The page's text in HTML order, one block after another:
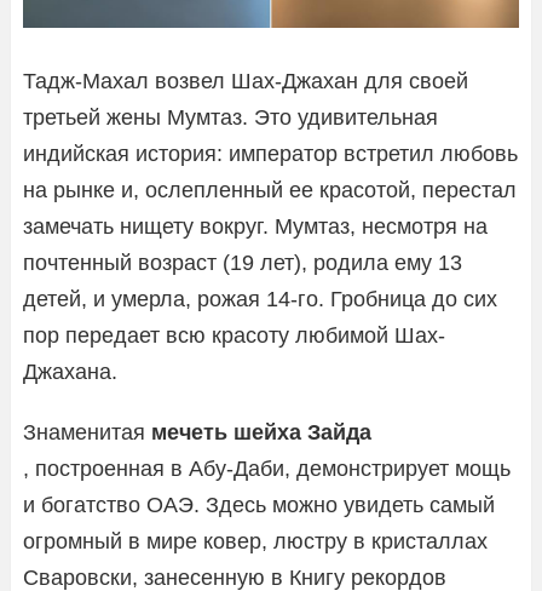
Тадж-Махал возвел Шах-Джахан для своей
третьей жены Мумтаз. Это удивительная
индийская история: император встретил любовь
на рынке и, ослепленный ее красотой, перестал
замечать нищету вокруг. Мумтаз, несмотря на
почтенный возраст (19 лет), родила ему 13
детей, и умерла, рожая 14-го. Гробница до сих
пор передает всю красоту любимой Шах-
Джахана.
Знаменитая мечеть шейха Зайда
, построенная в Абу-Даби, демонстрирует мощь
и богатство ОАЭ. Здесь можно увидеть самый
огромный в мире ковер, люстру в кристаллах
Сваровски, занесенную в Книгу рекордов